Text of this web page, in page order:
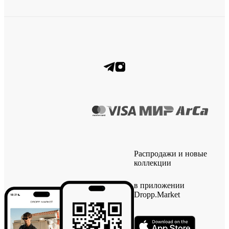
Распродажи и новые
коллекции
в приложении
Dropp.Market